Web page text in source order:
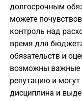
долгосрочным
можете
контроль над
время для
обязательств и
возможны важные
репутацию и
дисциплина и